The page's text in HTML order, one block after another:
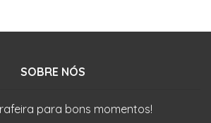
SOBRE NÓS
para bons momentos!